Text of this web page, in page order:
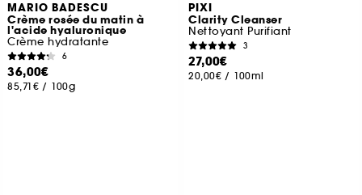
MARIO BADESCU
Crème rosée du matin à
l'acide hyaluronique
Crème hydratante
6
36,00€
85,71€ / 100g
PIXI
Clarity Cleanser
Nettoyant Purifiant
3
27,00€
20,00€ / 100ml